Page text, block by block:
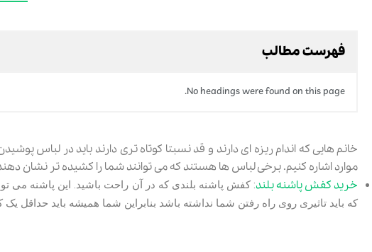
فهرست مطالب
No headings were found on this page.
خانم هایی که اندام ریزه ای دارند و قد نسبتا کوتاه تری دارند باید در لباس
موارد اشاره کنیم. برخی لباس ها هستند که می توانند شما را کشیده تر نشان
خرید کفش پاشنه بلند: کفش پاشنه بلندی که در آن راحت باشید. این پاشنه می
که باید تاثیری روی راه رفتن شما نداشته باشد بنابراین شما همیشه باید حداقل